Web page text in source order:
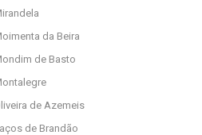
da Beira
de Basto
de Azemeis
de Brandão